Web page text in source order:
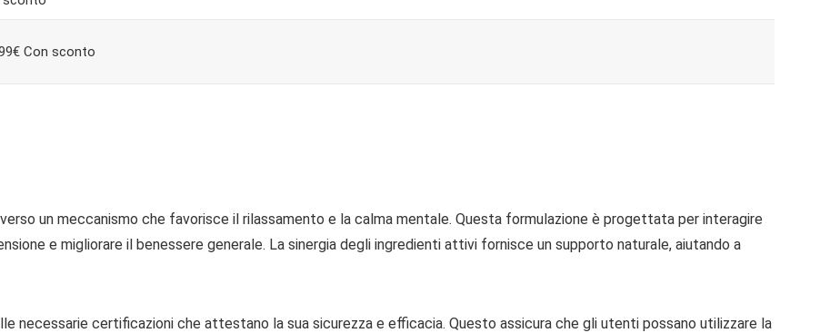
Con sconto
un meccanismo che favorisce il rilassamento e la calma mentale. Questa formulazione è progettata per interagire
e migliorare il benessere generale. La sinergia degli ingredienti attivi fornisce un supporto naturale, aiutando a
necessarie certificazioni che attestano la sua sicurezza e efficacia. Questo assicura che gli utenti possano utilizzare la